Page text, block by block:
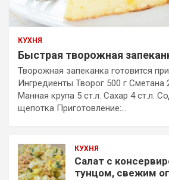
КУХНЯ
Быстрая творожная
Творожная запеканка готовится
Ингредиенты Творог 500 г Сметана
Манная крупа 5 ст.л. Сахар 4 ст.л.
щепотка Приготовление:…
КУХНЯ
Салат с
тунцом, свежим